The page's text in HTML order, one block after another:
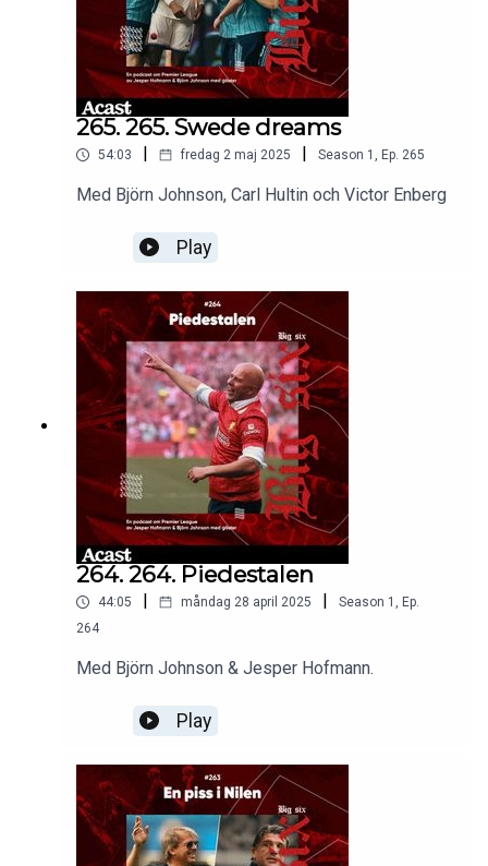
265. 265. Swede dreams
54:03 | fredag 2 maj 2025 | Season 1 , Ep. 265
Med Björn Johnson, Carl Hultin och Victor Enberg
Play
264. 264. Piedestalen
44:05 måndag 28 april 2025 Season 1 , Ep.
264
Med Björn Johnson & Jesper Hofmann.
Play